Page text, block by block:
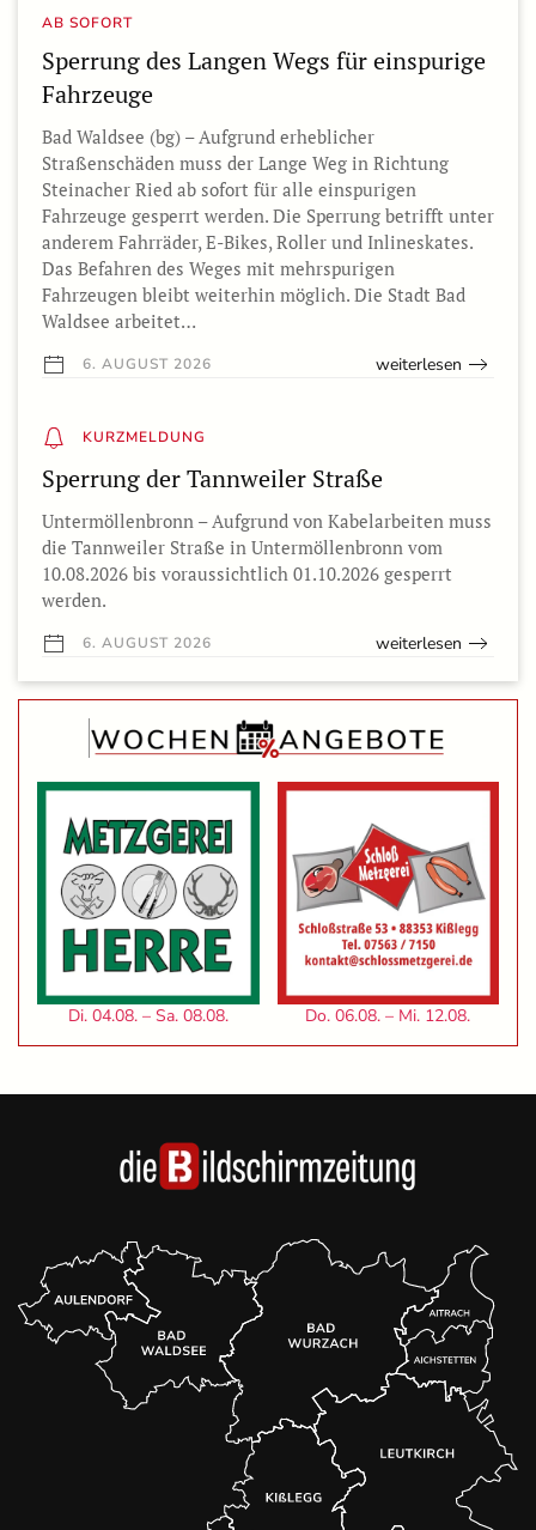
AB SOFORT
Sperrung des Langen Wegs für einspurige
Fahrzeuge
Bad Waldsee (bg) – Aufgrund erheblicher
Straßenschäden muss der Lange Weg in Richtung
Steinacher Ried ab sofort für alle einspurigen
Fahrzeuge gesperrt werden. Die Sperrung betrifft unter
anderem Fahrräder, E-Bikes, Roller und Inlineskates.
Das Befahren des Weges mit mehrspurigen
Fahrzeugen bleibt weiterhin möglich. Die Stadt Bad
Waldsee arbeitet…
6. AUGUST 2026 weiterlesen
KURZMELDUNG
Sperrung der Tannweiler Straße
Untermöllenbronn – Aufgrund von Kabelarbeiten muss
die Tannweiler Straße in Untermöllenbronn vom
10.08.2026 bis voraussichtlich 01.10.2026 gesperrt
werden.
6. AUGUST 2026 weiterlesen
Di. 04.08. – Sa. 08.08. Do. 06.08. – Mi. 12.08.